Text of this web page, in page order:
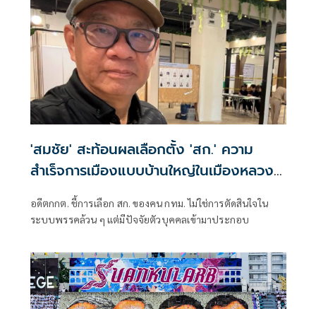
'สมชัย' สะท้อนผลเลือกตั้ง 'สก.' ความ
สำเร็จการเมืองแบบบ้านใหญ่ในเมืองหลวง
ยังคงอยู่
อดีตกกต. ชี้การเลือก สก. ของคน กทม. ไม่ใช่การตัดสินใจใน
ระบบพรรคล้วน ๆ แต่มีปัจจัยตัวบุคคลเข้ามาประกอบ